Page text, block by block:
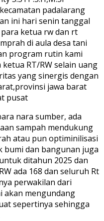
padalarang
ini hari senin tanggal
ketua rw dan rt
di aula desa tani
program rutin kami
RT/RW selain uang
yang sinergis dengan
jawa barat
pusat
nara sumber, ada
sampah mendukung
atau pun optiminilisasi
bumi dan bangunan juga
ditahun 2025 dan
ada 168 dan seluruh Rt
perwakilan dari
akan mengundang
sepertinya sehingga